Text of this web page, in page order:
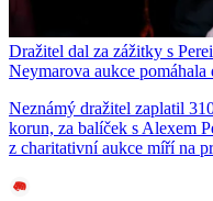
Dražitel dal za zážitky s
Neymarova aukce pomáhala
Neznámý dražitel zaplatil
korun, za balíček s Alexem
z charitativní aukce míří na